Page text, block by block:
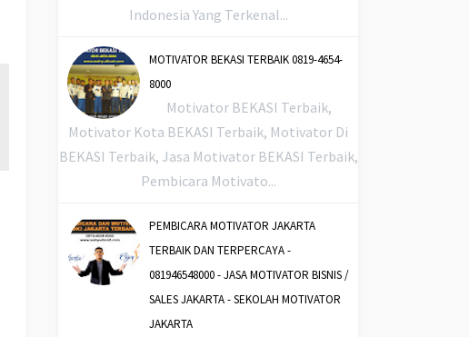
Indonesia Yang Terkenal...
MOTIVATOR BEKASI TERBAIK 0819-4654-
8000
Motivator BEKASI Terbaik,
Motivator Kota BEKASI Terbaik, Motivator Di
BEKASI Terbaik, Jasa Motivator BEKASI Terbaik,
Pembicara Motivato...
PEMBICARA MOTIVATOR JAKARTA
TERBAIK DAN TERPERCAYA -
081946548000 - JASA MOTIVATOR BISNIS /
SALES JAKARTA - SEKOLAH MOTIVATOR
JAKARTA